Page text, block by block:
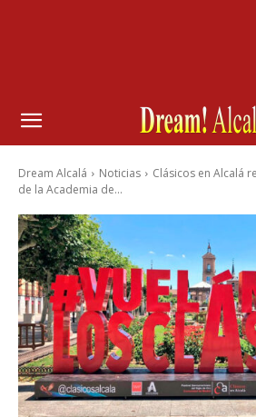
Dream Alcalá Noticias
Clásicos en Alcalá
de la Academia de...